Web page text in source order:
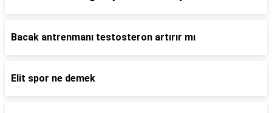
Bacak antrenmanı testosteron artırır mı
Elit spor ne demek